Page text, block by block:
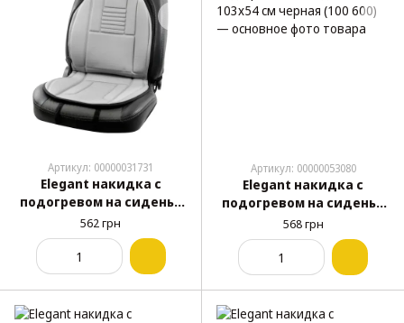
Артикул: 00000031731
Elegant накидка с
подогревом на сиденье
100x50 см серая (100 577)
562 грн
Артикул: 00000053080
Elegant накидка с
подогревом на сиденье
103x54 см черная (100 600)
568 грн